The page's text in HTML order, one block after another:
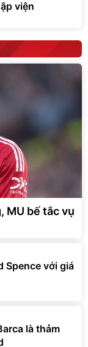
viện
MU bế tắc vụ
Spence với giá
là thảm